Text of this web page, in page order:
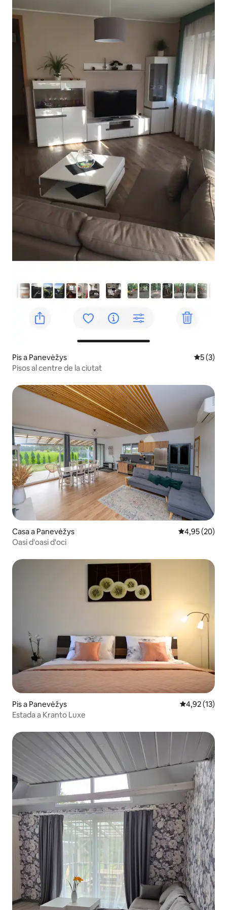
Pis a Panevėžys 5 de
5 (3)
Pisos al centre de la ciutat
Casa a Panevėžys 4,95 de
4,95 (20)
Oasi d'oasi d'oci
Pis a Panevėžys 4,92 de
4,92 (13)
Estada a Kranto Luxe